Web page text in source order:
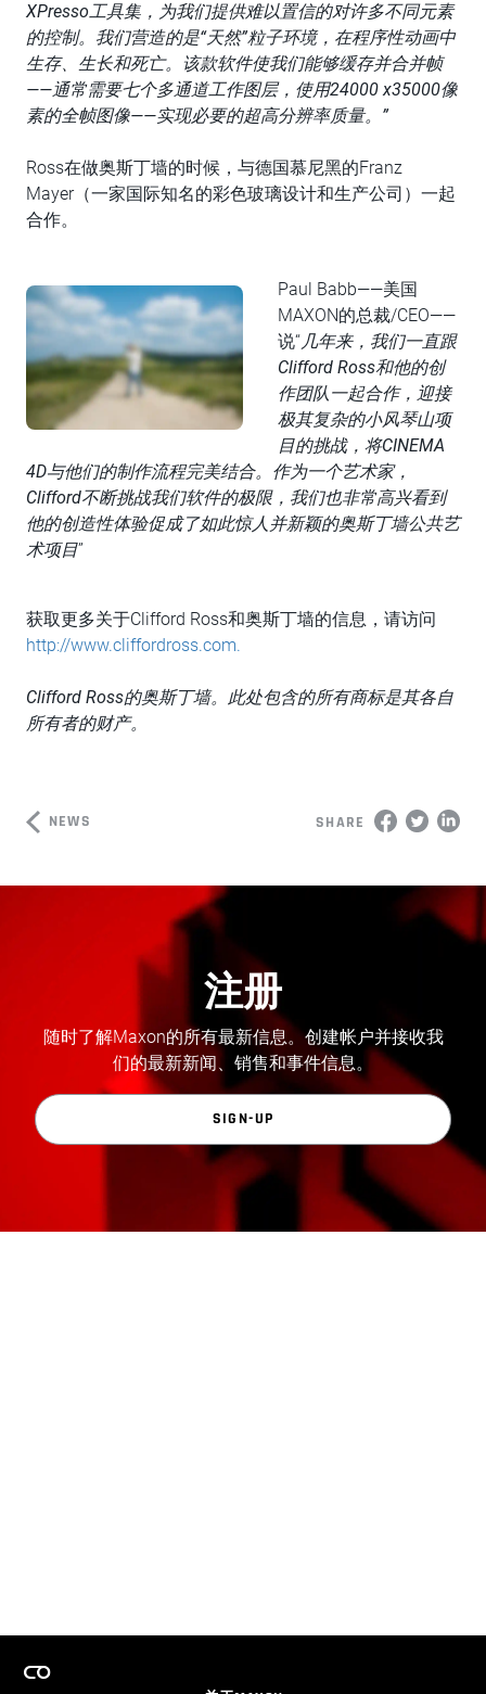
XPresso工具集，为我们提供难以置信的对许多不同元素
的控制。我们营造的是“天然”粒子环境，在程序性动画中
生存、生长和死亡。该款软件使我们能够缓存并合并帧
——通常需要七个多通道工作图层，使用24000 x35000像
素的全帧图像——实现必要的超高分辨率质量。”
Ross在做奥斯丁墙的时候，与德国慕尼黑的Franz
Mayer（一家国际知名的彩色玻璃设计和生产公司）一起
合作。
Paul Babb——美国
MAXON的总裁/CEO——
说“几年来，我们一直跟
Clifford Ross和他的创
作团队一起合作，迎接
极其复杂的小风琴山项
目的挑战，将CINEMA
4D与他们的制作流程完美结合。作为一个艺术家，
Clifford不断挑战我们软件的极限，我们也非常高兴看到
他的创造性体验促成了如此惊人并新颖的奥斯丁墙公共艺
术项目”
获取更多关于Clifford Ross和奥斯丁墙的信息，请访问
http://www.cliffordross.com.
Clifford Ross的奥斯丁墙。此处包含的所有商标是其各自
所有者的财产。
NEWS SHARE
注册
随时了解Maxon的所有最新信息。创建帐户并接收我
们的最新新闻、销售和事件信息。
SIGN-UP